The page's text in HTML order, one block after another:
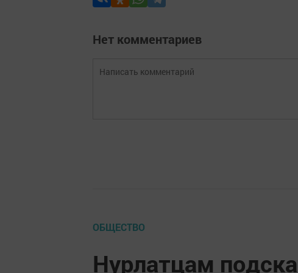
Нет комментариев
ОБЩЕСТВО
Нурлатцам